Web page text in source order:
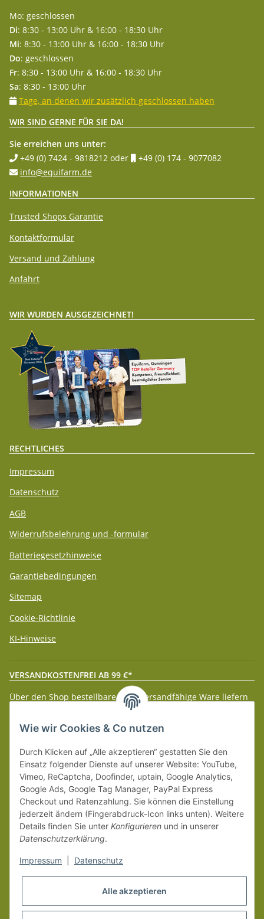
Mo: geschlossen
Di: 8:30 - 13:00 Uhr & 16:00 - 18:30 Uhr
Mi: 8:30 - 13:00 Uhr & 16:00 - 18:30 Uhr
Do: geschlossen
Fr: 8:30 - 13:00 Uhr & 16:00 - 18:30 Uhr
Sa: 8:30 - 13:00 Uhr
Tage, an denen wir zusätzlich geschlossen haben
WIR SIND GERNE FÜR SIE DA!
Sie erreichen uns unter:
+49 (0) 7424 - 9818212 oder
+49 (0) 174 - 9077082
info@equifarm.de
INFORMATIONEN
Trusted Shops Garantie
Kontaktformular
Versand und Zahlung
Anfahrt
WIR WURDEN AUSGEZEICHNET!
RECHTLICHES
Impressum
Datenschutz
AGB
Widerrufsbelehrung und -formular
Batteriegesetzhinweise
Garantiebedingungen
Sitemap
Cookie-Richtlinie
KI-Hinweise
VERSANDKOSTENFREI AB 99 €*
Über den Shop bestellbare paketversandfähige Ware liefern
wir innerhalb Deutschland (Festland) ab 99 € * Warenwert
versandkostenfrei.
Weitere Versanddetails entnehmen Sie bitte unserenLiefer-
und Zahlungsbedingungen.
Wie wir Cookies & Co nutzen
Durch Klicken auf „Alle akzeptieren“ gestatten Sie den
Einsatz folgender Dienste auf unserer Website: YouTube,
Vimeo, ReCaptcha, Doofinder, uptain, Google Analytics,
Google Ads, Google Tag Manager, PayPal Express
Checkout und Ratenzahlung. Sie können die Einstellung
jederzeit ändern (Fingerabdruck-Icon links unten). Weitere
Details finden Sie unter Konfigurieren und in unserer
Datenschutzerklärung.
Impressum Datenschutz
Alle akzeptieren